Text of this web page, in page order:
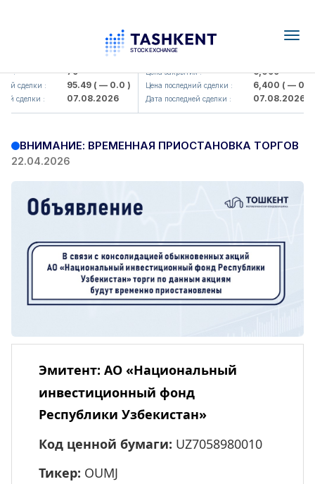
: 79
сделки : 95.49( — 0.0 )
сделки : 07.08.2026
UZMK (<O'zmetkombinat> AJ)
Цена закрытия : 6,099
Цена последний сделки : 6,400( — 0.0 )
Дата последней сделки : 07.08.2026
ВНИМАНИЕ: ВРЕМЕННАЯ ПРИОСТАНОВКА ТОРГОВ
22.04.2026
Эмитент: АО «Национальный
инвестиционный фонд
Республики Узбекистан»
Код ценной бумаги: UZ7058980010
Тикер: OUMJ